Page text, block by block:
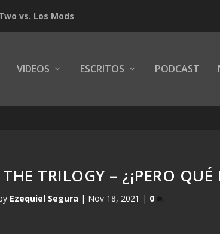
vs. Los Mods
VIDEOS ESCRITOS PODCAST
TRILOGY – ¿¡PERO QUÉ
Ezequiel Segura | Nov 18, 2021 | 0